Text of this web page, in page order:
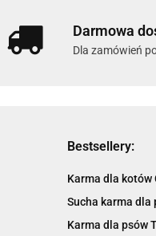
Darmowa
Dla zamówień
Bestsellery:
Karma dla kotów
Sucha karma dla
Karma dla psów